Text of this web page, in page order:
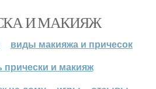
И МАКИЯЖ
виды макияжа и причесок
прически и макияж